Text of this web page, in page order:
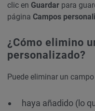
clic en Guardar para
página Campos
¿Cómo elimino
personalizado?
Puede eliminar un
haya añadido (lo